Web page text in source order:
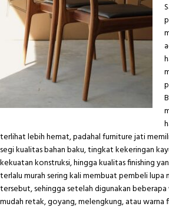
terlihat lebih hemat, padahal furniture jati
segi kualitas bahan baku, tingkat kekeringan
kekuatan konstruksi, hingga kualitas finishing
terlalu murah sering kali membuat pembeli
tersebut, sehingga setelah digunakan
mudah retak, goyang, melengkung, atau warna